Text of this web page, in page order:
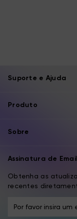
Suporte e Ajuda
Produto
Sobre
Assinatura de Email
Obtenha as
recentes